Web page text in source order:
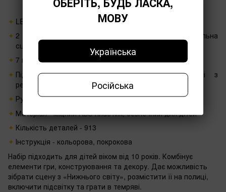
LED-підсвітка в комплекті - підкреслює ефект лави
2 варіанти збірки - горизонтальна зона чи вертикальна
сцена
7 мініфігурок - персонажі, моби та дракон із Minecraft
Підставка - для фіксації вертикальної моделі з
регульованим кутом
Рухомі елементи - змінюють положення конструкції
Матеріал - міцний ABS-пластик, безпечний для дітей
Кількість деталей - 913
Інструкція - кольорова, покрокова
Набір підходить для дітей віком від 10 років. Комбінує
елементи гри, конструювання та декору. Дає можливість
зібрати сцену з «Нижнього світу», розмістити її на полиці,
включити підсвітку та грати в темряві.
МОВУ
Українська
Російська